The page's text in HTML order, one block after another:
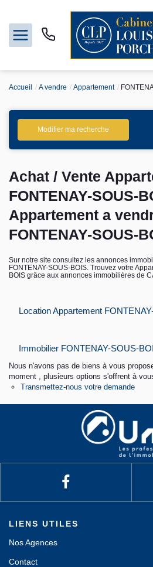
Louer
Gestion
Syndic
Nos agences
Accueil A vendre Appartement
Modifier ma recherche
Achat / Vente
FONTENAY-SOUS-
Appartement a
FONTENAY-SOUS-
Sur notre site consultez les annonces
FONTENAY-SOUS-BOIS. Trouvez votre
BOIS grâce aux annonces immobilières de
Location Appartement
Immobilier FONTENAY-SOUS-
Nous n'avons pas de biens à vous
moment , plusieurs options s'offrent à
Transmettez-nous votre demande
LIENS UTILES
Nos Agences
Contact